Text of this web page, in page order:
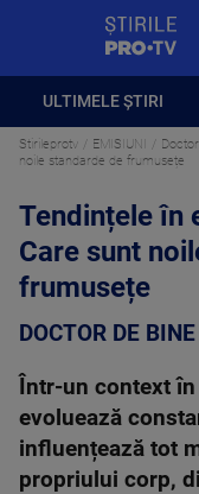
ULTIMELE ȘTIRI
Stirileprotv EMISIUNI
noile standarde de frumusețe
Tendințele în
Care sunt
frumusețe
DOCTOR DE BINE
Într-un context
evoluează
influențează tot
propriului corp,